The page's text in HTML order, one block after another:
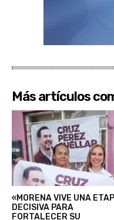
Más artículos
«MORENA VIVE UNA
DECISIVA PARA
FORTALECER SU